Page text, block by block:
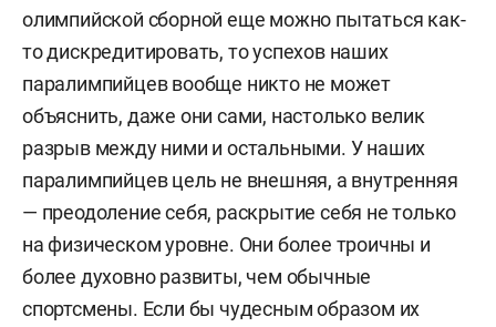
олимпийской сборной еще можно пытаться как-
то дискредитировать, то успехов наших
паралимпийцев вообще никто не может
объяснить, даже они сами, настолько велик
разрыв между ними и остальными. У наших
паралимпийцев цель не внешняя, а внутренняя
— преодоление себя, раскрытие себя не только
на физическом уровне. Они более троичны и
более духовно развиты, чем обычные
спортсмены. Если бы чудесным образом их